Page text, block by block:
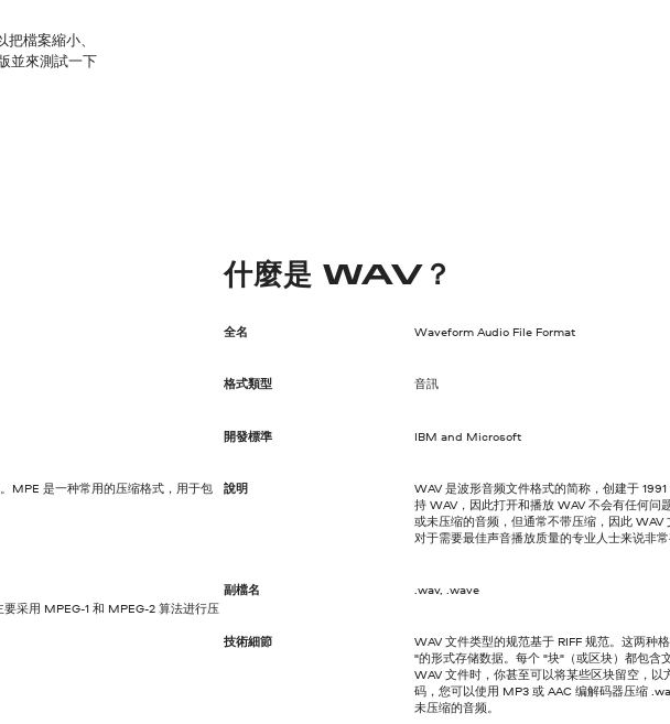
檔案縮小、
並來測試一下
MPE 是一种常用的压缩格式，用于包
采用 MPEG-1 和 MPEG-2 算法进行压
什麼是 WAV？
全名 Waveform Audio File Format
格式類型 音訊
開發標準 IBM and Microsoft
說明
WAV 是波形音频文件格式的简称，创建于
持 WAV，因此打开和播放 WAV 不会有任何问
或未压缩的音频，但通常不带压缩，因此
对于需要最佳声音播放质量的专业人士来说非常
副檔名 .wav, .wave
技術細節
WAV 文件类型的规范基于 RIFF 规范。这两种
"的形式存储数据。每个 "块"（或区块）都包含
WAV 文件时，你甚至可以将某些区块留空，
码，您可以使用 MP3 或 AAC 编解码器压缩
未压缩的音频。